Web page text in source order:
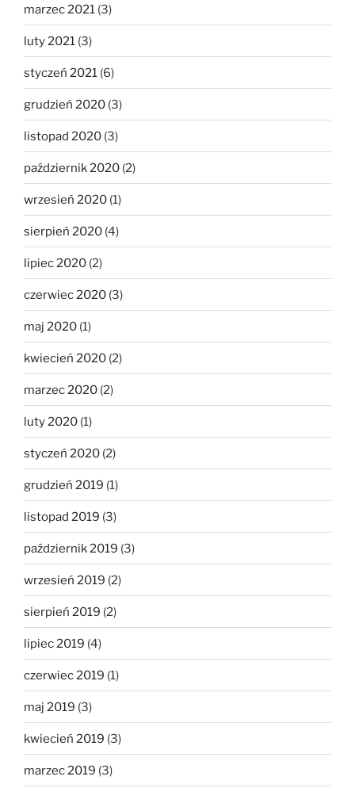
marzec 2021 (3)
luty 2021 (3)
styczeń 2021 (6)
grudzień 2020 (3)
listopad 2020 (3)
październik 2020 (2)
wrzesień 2020 (1)
sierpień 2020 (4)
lipiec 2020 (2)
czerwiec 2020 (3)
maj 2020 (1)
kwiecień 2020 (2)
marzec 2020 (2)
luty 2020 (1)
styczeń 2020 (2)
grudzień 2019 (1)
listopad 2019 (3)
październik 2019 (3)
wrzesień 2019 (2)
sierpień 2019 (2)
lipiec 2019 (4)
czerwiec 2019 (1)
maj 2019 (3)
kwiecień 2019 (3)
marzec 2019 (3)